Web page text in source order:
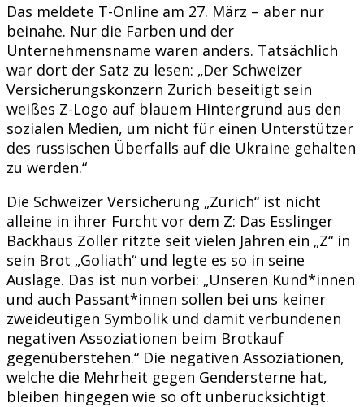
Das meldete T-Online am 27. März – aber nur
beinahe. Nur die Farben und der
Unternehmensname waren anders. Tatsächlich
war dort der Satz zu lesen: „Der Schweizer
Versicherungskonzern Zurich beseitigt sein
weißes Z-Logo auf blauem Hintergrund aus den
sozialen Medien, um nicht für einen Unterstützer
des russischen Überfalls auf die Ukraine gehalten
zu werden.“
Die Schweizer Versicherung „Zurich“ ist nicht
alleine in ihrer Furcht vor dem Z: Das Esslinger
Backhaus Zoller ritzte seit vielen Jahren ein „Z“ in
sein Brot „Goliath“ und legte es so in seine
Auslage. Das ist nun vorbei: „Unseren Kund*innen
und auch Passant*innen sollen bei uns keiner
zweideutigen Symbolik und damit verbundenen
negativen Assoziationen beim Brotkauf
gegenüberstehen.“ Die negativen Assoziationen,
welche die Mehrheit gegen Gendersterne hat,
bleiben hingegen wie so oft unberücksichtigt.